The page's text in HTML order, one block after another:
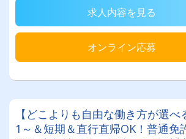
求人内容を見る
オンライン応募
【どこよりも自由な働き方が選べ
1～＆短期＆直行直帰OK！普通免